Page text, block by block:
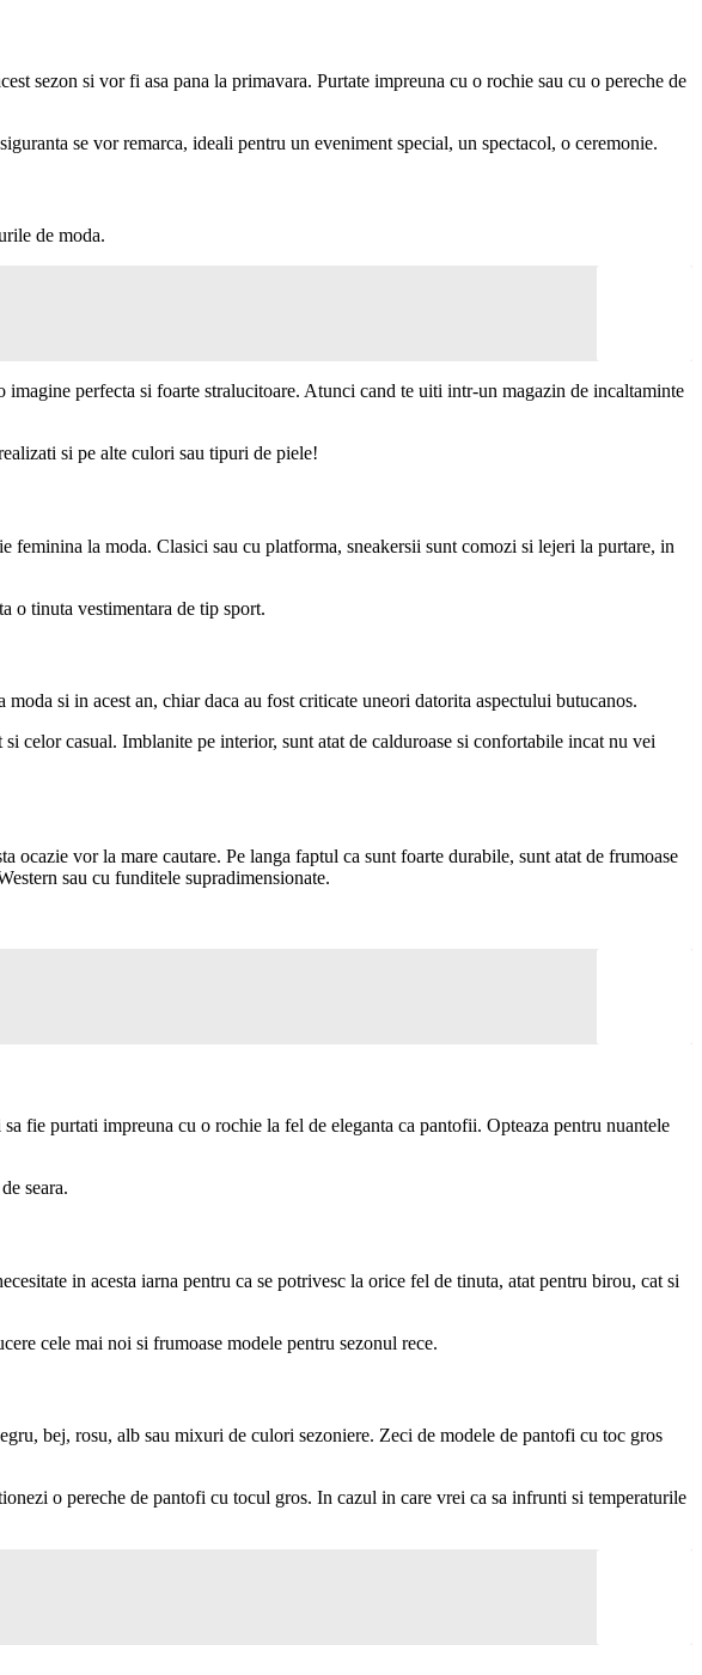
sezon si vor fi asa pana la primavara. Purtate impreuna cu o rochie sau cu o pereche de
se vor remarca, ideali pentru un eveniment special, un spectacol, o ceremonie.
de moda.
perfecta si foarte stralucitoare. Atunci cand te uiti intr-un magazin de incaltaminte
si pe alte culori sau tipuri de piele!
feminina la moda. Clasici sau cu platforma, sneakersii sunt comozi si lejeri la purtare, in
o tinuta vestimentara de tip sport.
si in acest an, chiar daca au fost criticate uneori datorita aspectului butucanos.
celor casual. Imblanite pe interior, sunt atat de calduroase si confortabile incat nu vei
ocazie vor la mare cautare. Pe langa faptul ca sunt foarte durabile, sunt atat de frumoase
sau cu funditele supradimensionate.
fie purtati impreuna cu o rochie la fel de eleganta ca pantofii. Opteaza pentru nuantele
seara.
in acesta iarna pentru ca se potrivesc la orice fel de tinuta, atat pentru birou, cat si
cele mai noi si frumoase modele pentru sezonul rece.
bej, rosu, alb sau mixuri de culori sezoniere. Zeci de modele de pantofi cu toc gros
o pereche de pantofi cu tocul gros. In cazul in care vrei ca sa infrunti si temperaturile